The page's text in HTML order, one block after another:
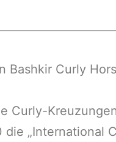
Bashkir Curly
Curly-
„International